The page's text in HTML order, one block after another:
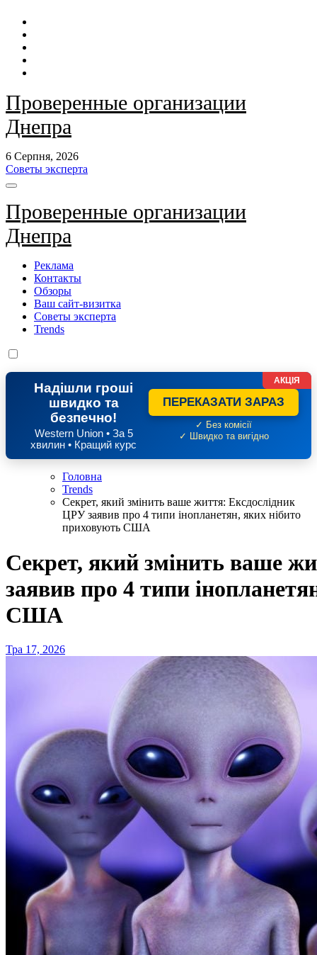
Перейти
контенту
Проверенные организации
Днепра
6 Серпня, 2026
Советы эксперта
Проверенные организации
Днепра
Реклама
Контакты
Обзоры
Ваш сайт-визитка
Советы эксперта
Trends
Надішли гроші
швидко та
безпечно!
Western Union • За 5
хвилин • Кращий курс
ПЕРЕКАЗАТИ ЗАРАЗ
✓ Без комісії
✓ Швидко та вигідно
АКЦІЯ
Головна
Trends
Секрет, який змінить ваше життя: Ексдослідник
ЦРУ заявив про 4 типи інопланетян, яких нібито
приховують США
Секрет, який змінить ваше
заявив про 4 типи
США
Тра 17, 2026